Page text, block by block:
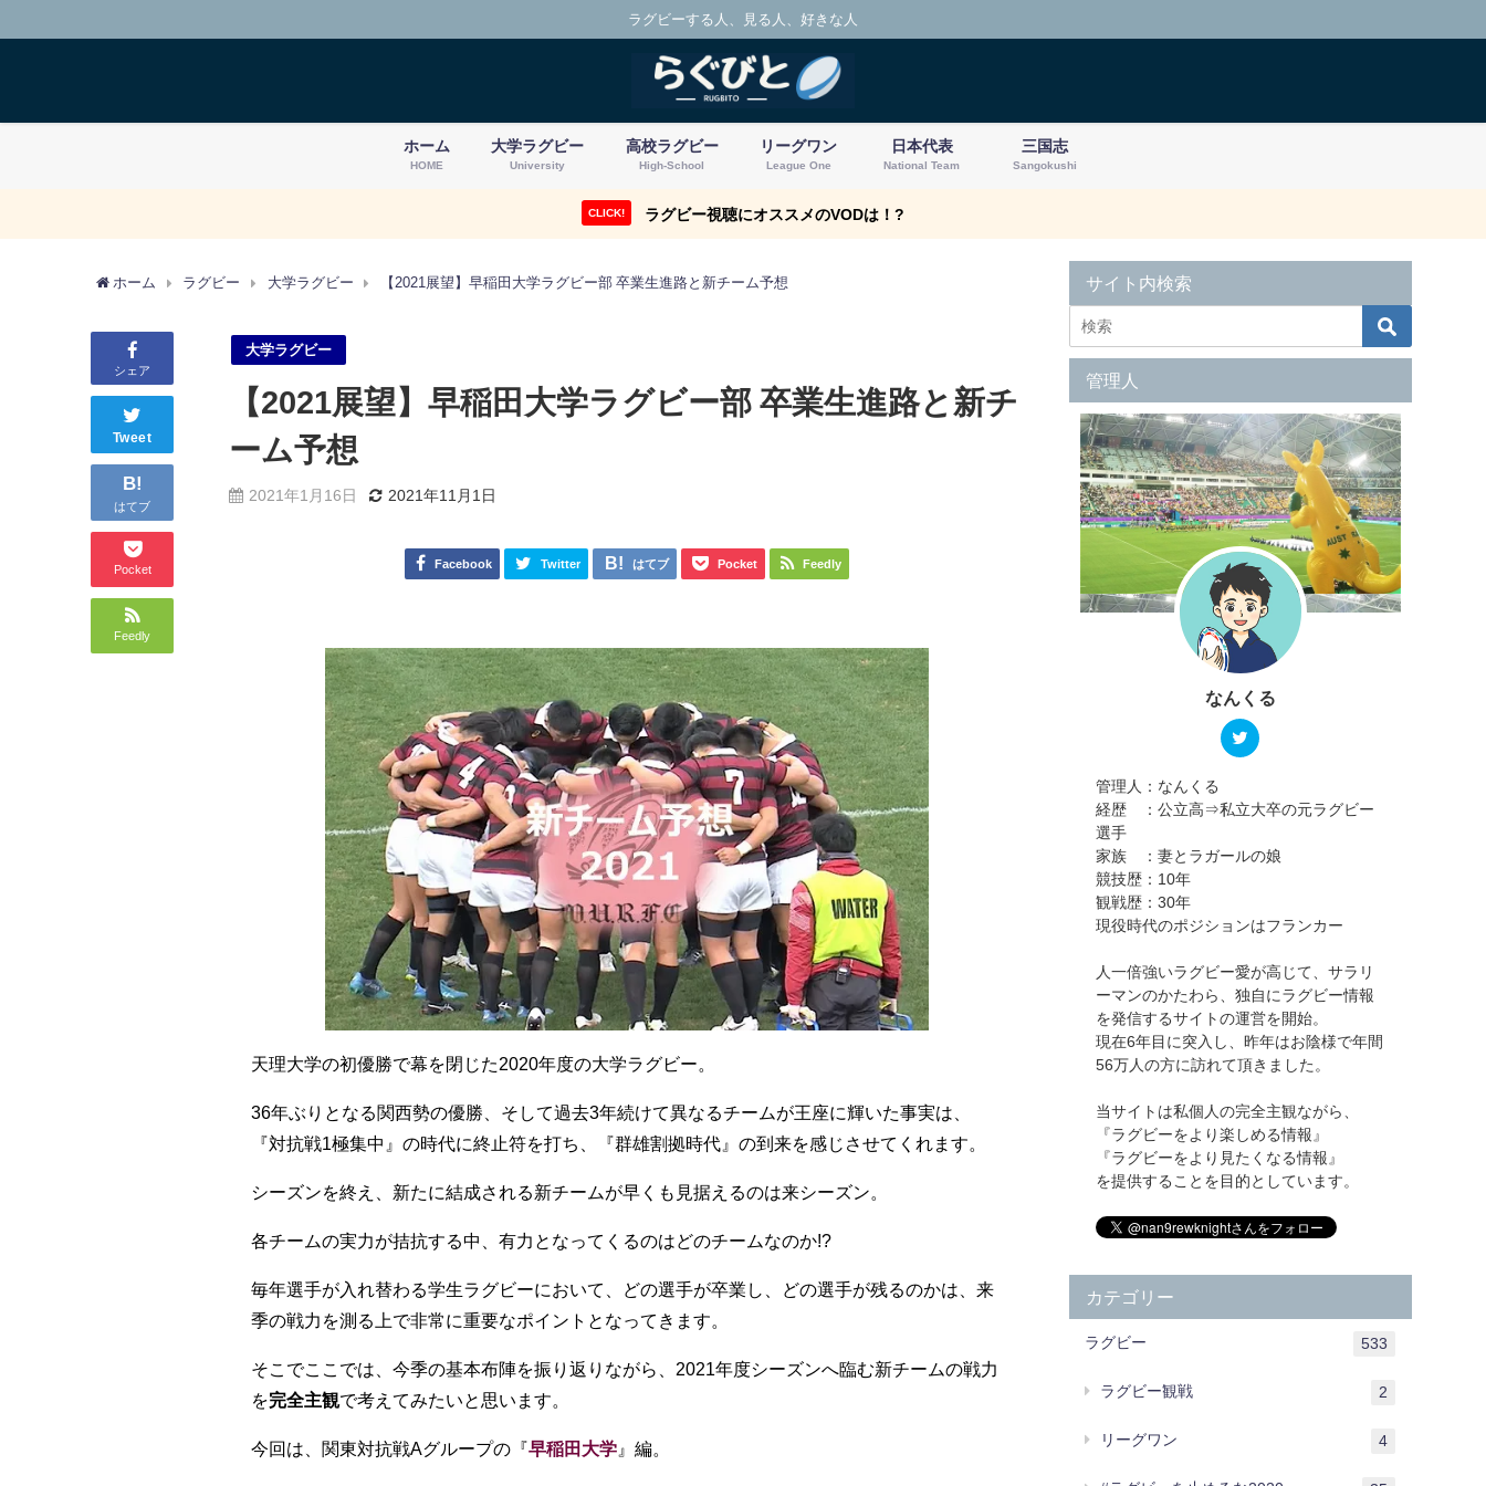
ラグビーする人、見る人、好きな人
ホーム
HOME
大学ラグビー
University
高校ラグビー
High-School
リーグワン
League One
日本代表
National Team
三国志
Sangokushi
CLICK! ラグビー視聴にオススメのVODは！?
ホーム ラグビー 大学ラグビー 【2021展望】早稲田大学ラグビー部 卒業生進路と新チーム予想
シェア
Tweet
B!
はてブ
Pocket
Feedly
大学ラグビー
【2021展望】早稲田大学ラグビー部 卒業生進路と新チ
ーム予想
2021年1月16日 2021年11月1日
Facebook Twitter はてブ Pocket Feedly
天理大学の初優勝で幕を閉じた2020年度の大学ラグビー。
36年ぶりとなる関西勢の優勝、そして過去3年続けて異なるチームが王座に輝いた事実は、
『対抗戦1極集中』の時代に終止符を打ち、『群雄割拠時代』の到来を感じさせてくれます。
シーズンを終え、新たに結成される新チームが早くも見据えるのは来シーズン。
各チームの実力が拮抗する中、有力となってくるのはどのチームなのか!?
毎年選手が入れ替わる学生ラグビーにおいて、どの選手が卒業し、どの選手が残るのかは、来
季の戦力を測る上で非常に重要なポイントとなってきます。
そこでここでは、今季の基本布陣を振り返りながら、2021年度シーズンへ臨む新チームの戦力
を完全主観で考えてみたいと思います。
今回は、関東対抗戦Aグループの『早稲田大学 』編。
サイト内検索
管理人
なんくる
管理人：なんくる
経歴 ：公立高⇒私立大卒の元ラグビー
選手
家族 ：妻とラガールの娘
競技歴：10年
観戦歴：30年
現役時代のポジションはフランカー
人一倍強いラグビー愛が高じて、サラリ
ーマンのかたわら、独自にラグビー情報
を発信するサイトの運営を開始。
現在6年目に突入し、昨年はお陰様で年間
56万人の方に訪れて頂きました。
当サイトは私個人の完全主観ながら、
『ラグビーをより楽しめる情報』
『ラグビーをより見たくなる情報』
を提供することを目的としています。
カテゴリー
ラグビー 533
ラグビー観戦 2
リーグワン 4